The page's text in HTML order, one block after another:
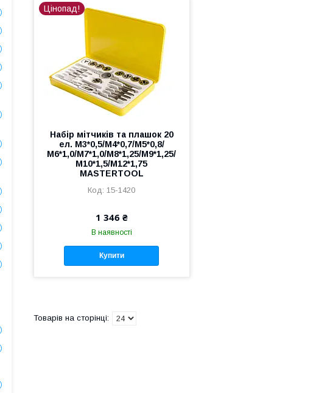
Цінопад!
Набір мітчиків та плашок 20
ел. М3*0,5/М4*0,7/М5*0,8/
М6*1,0/М7*1,0/М8*1,25/М9*1,25/
М10*1,5/М12*1,75
MASTERTOOL
15-1420
1 346 ₴
В наявності
Купити